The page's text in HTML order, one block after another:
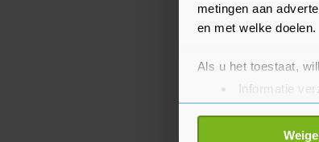
metingen aan
en met welke doelen.
Als u het toestaat,
Informatie
Uw apparaat
Lees meer over